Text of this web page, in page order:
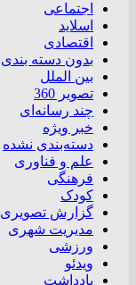
اجتماعی
اسلاید
اقتصادی
بدون دسته بندی
بین الملل
تصویر 360
چند رسانه‌ای
خبر ویژه
دسته‌بندی نشده
علم و فناوری
فرهنگی
کودک
گزارش تصویری
مدیریت شهری
ورزشی
ویدئو
یادداشت